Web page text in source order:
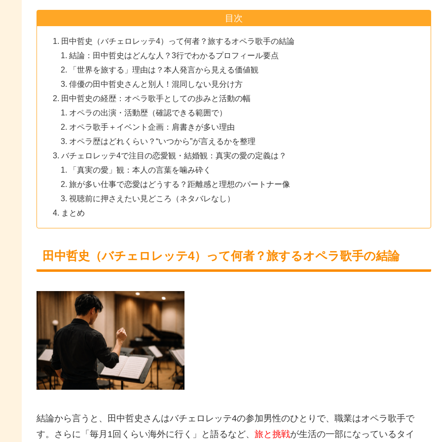
目次
田中哲史（バチェロレッテ4）って何者？旅するオペラ歌手の結論
結論：田中哲史はどんな人？3行でわかるプロフィール要点
「世界を旅する」理由は？本人発言から見える価値観
俳優の田中哲史さんと別人！混同しない見分け方
田中哲史の経歴：オペラ歌手としての歩みと活動の幅
オペラの出演・活動歴（確認できる範囲で）
オペラ歌手＋イベント企画：肩書きが多い理由
オペラ歴はどれくらい？“いつから”が言えるかを整理
バチェロレッテ4で注目の恋愛観・結婚観：真実の愛の定義は？
「真実の愛」観：本人の言葉を噛み砕く
旅が多い仕事で恋愛はどうする？距離感と理想のパートナー像
視聴前に押さえたい見どころ（ネタバレなし）
まとめ
田中哲史（バチェロレッテ4）って何者？旅するオペラ歌手の結論
結論から言うと、田中哲史さんはバチェロレッテ4の参加男性のひとりで、職業はオペラ歌手で
す。さらに「毎月1回くらい海外に行く」と語るなど、 旅と挑戦が生活の一部になっているタイ